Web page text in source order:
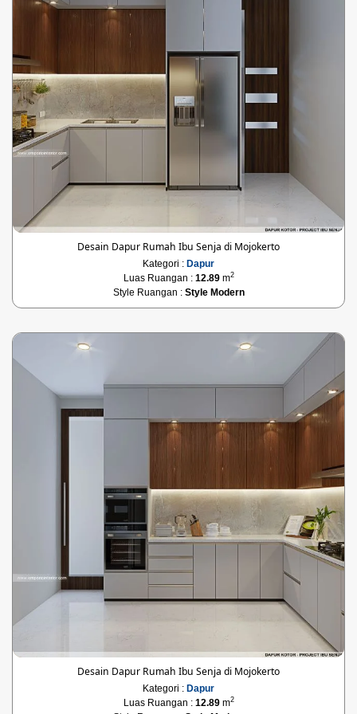
Desain Dapur Rumah Ibu Senja di Mojokerto
Kategori : Dapur
Luas Ruangan : 12.89m2
Style Ruangan : Style Modern
Desain Dapur Rumah Ibu Senja di Mojokerto
Kategori : Dapur
Luas Ruangan : 12.89m2